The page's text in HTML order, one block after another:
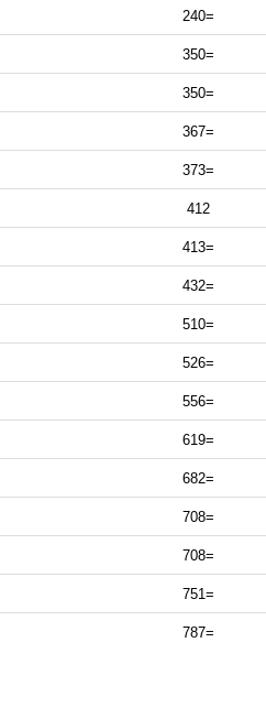
240=
350=
350=
367=
373=
412
413=
432=
510=
526=
556=
619=
682=
708=
708=
751=
787=